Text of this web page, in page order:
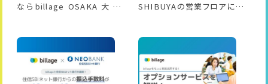
ならbillage OSAKA 大阪駅
SHIBUYAの営業フロアについ